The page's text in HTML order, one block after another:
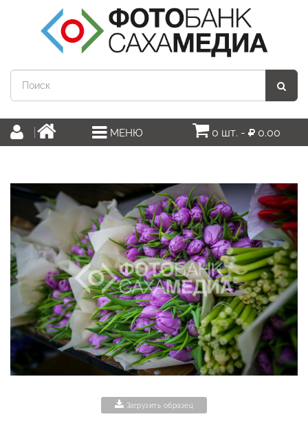
МЕНЮ 0 шт. - 0.00
Загрузить образец